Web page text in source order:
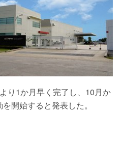
り1か月早く完了し、10月か
開始すると発表した。